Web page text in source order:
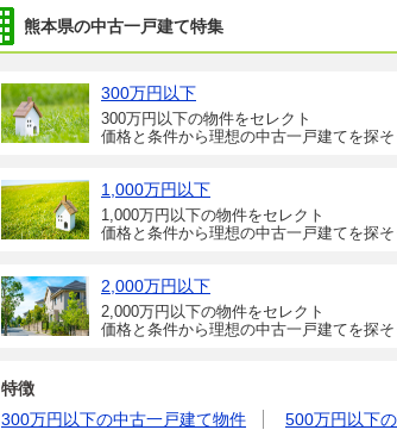
熊本県の中古一戸建て特集
300万円以下
300万円以下の物件をセレクト
価格と条件から理想の中古一戸建てを探そ
1,000万円以下
1,000万円以下の物件をセレクト
価格と条件から理想の中古一戸建てを探そ
2,000万円以下
2,000万円以下の物件をセレクト
価格と条件から理想の中古一戸建てを探そ
特徴
300万円以下の中古一戸建て物件
500万円以下